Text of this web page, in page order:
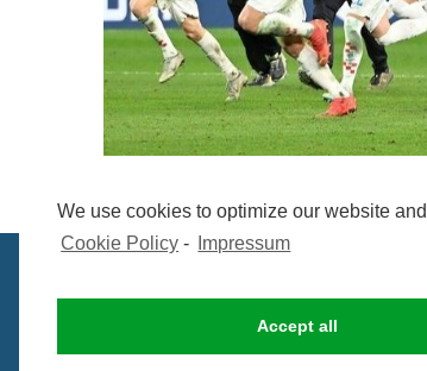
We use cookies to optimize our website
Cookie Policy - Impressum
Accept all